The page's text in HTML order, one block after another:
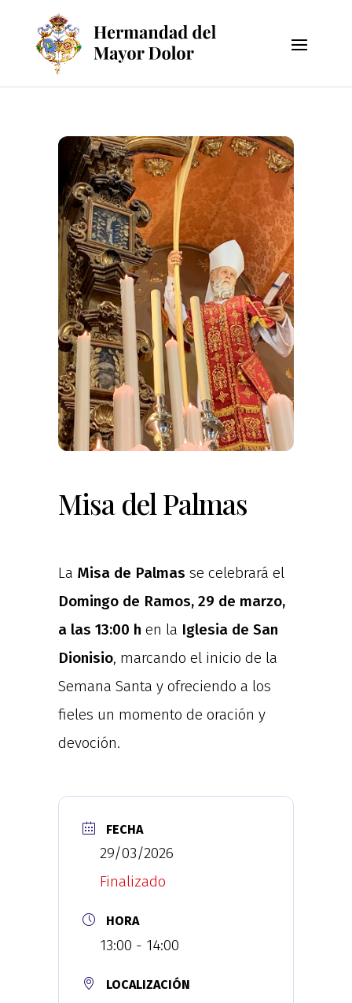
Misa del Palmas
La Misa de Palmas se celebrará el
Domingo de Ramos, 29 de marzo,
a las 13:00 h en la Iglesia de San
Dionisio, marcando el inicio de la
Semana Santa y ofreciendo a los
fieles un momento de oración y
devoción.
FECHA
29/03/2026
Finalizado
HORA
13:00 - 14:00
LOCALIZACIÓN